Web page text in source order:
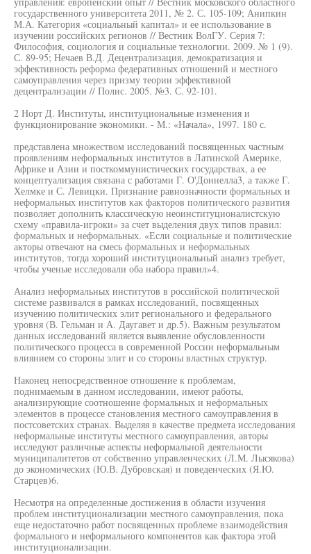
государственного университета 2011, № 2. С. 105-109; Анипкин
М.А. Категория «социальный капитал» и ее использование в
изучении российских регионов // Вестник ВолГУ. Серия 7:
Философия, социология и социальные технологии. 2009. № 1 (9).
С. 89-95; Нечаев В.Д. Децентрализация, демократизация и
эффективность реформа федеративных отношений и местного
самоуправления через призму теории эффективной
децентрализации // Полис. 2005. №3. С. 92-101.
2 Норт Д. Институты, институциональные изменения и
функционирование экономики. - М.: «Начала», 1997. 180 с.
представлена множеством исследований посвященных частным
проявлениям неформальных институтов в Латинской Америке,
Африке и Азии и посткоммунистических государствах, а ее
концептуализация связана с работами Г. О'Доннелла3, а также Г.
Хелмке и С. Левицки. Признание равнозначности формальных и
неформальных институтов как факторов политического развития
позволяет дополнить классическую неоинституционалистскую
схему «правила-игроки» за счет выделения двух типов правил:
формальных и неформальных. «Если социальные и политические
акторы отвечают на смесь формальных и неформальных
институтов, тогда хороший институциональный анализ требует,
чтобы ученые исследовали оба набора правил»4.
Анализ неформальных институтов в российской политической
системе развивался в рамках исследований, посвященных
изучению политических элит регионального и федерального
уровня (В. Гельман и А. Даугавет и др.5). Важным результатом
данных исследований является выявление обусловленности
политического процесса в современной России неформальным
влиянием со стороны элит и со стороны властных структур.
Наконец непосредственное отношение к проблемам,
поднимаемым в данном исследовании, имеют работы,
анализирующие соотношение формальных и неформальных
элементов в процессе становления местного самоуправления в
постсоветских странах. Выделяя в качестве предмета исследования
неформальные институты местного самоуправления, авторы
исследуют различные аспекты неформальной деятельности
муниципалитетов от собственно управленческих (Л.М. Лысякова)
до экономических (Ю.В. Дубровская) и поведенческих (Я.Ю.
Старцев)6.
Несмотря на определенные достижения в области изучения
проблем институционализации местного самоуправления, пока
еще недостаточно работ посвященных проблеме взаимодействия
формального и неформального компонентов как фактора этой
институционализации.